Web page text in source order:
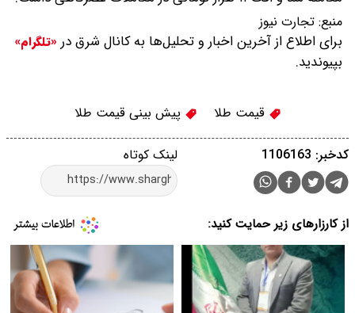
منبع: تجارت نیوز
برای اطلاع از آخرین اخبار و تحلیل‌ها به کانال شرق در «تلگرام»
بپیوندید.
قیمت طلا پیش بینی قیمت طلا
لینک کوتاه کدخبر: 1106163
از کارزارهای زیر حمایت کنید: